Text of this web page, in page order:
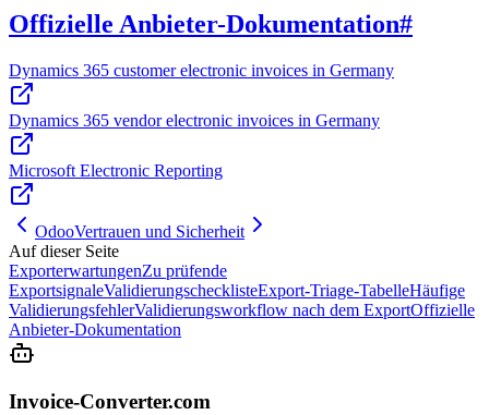
Offizielle Anbieter-Dokumentation#
Dynamics 365 customer electronic invoices in Germany
Dynamics 365 vendor electronic invoices in Germany
Microsoft Electronic Reporting
OdooVertrauen und Sicherheit
Auf dieser Seite
ExporterwartungenZu prüfende
ExportsignaleValidierungschecklisteExport-Triage-TabelleHäufige
ValidierungsfehlerValidierungsworkflow nach dem ExportOffizielle
Anbieter-Dokumentation
Invoice-Converter.com